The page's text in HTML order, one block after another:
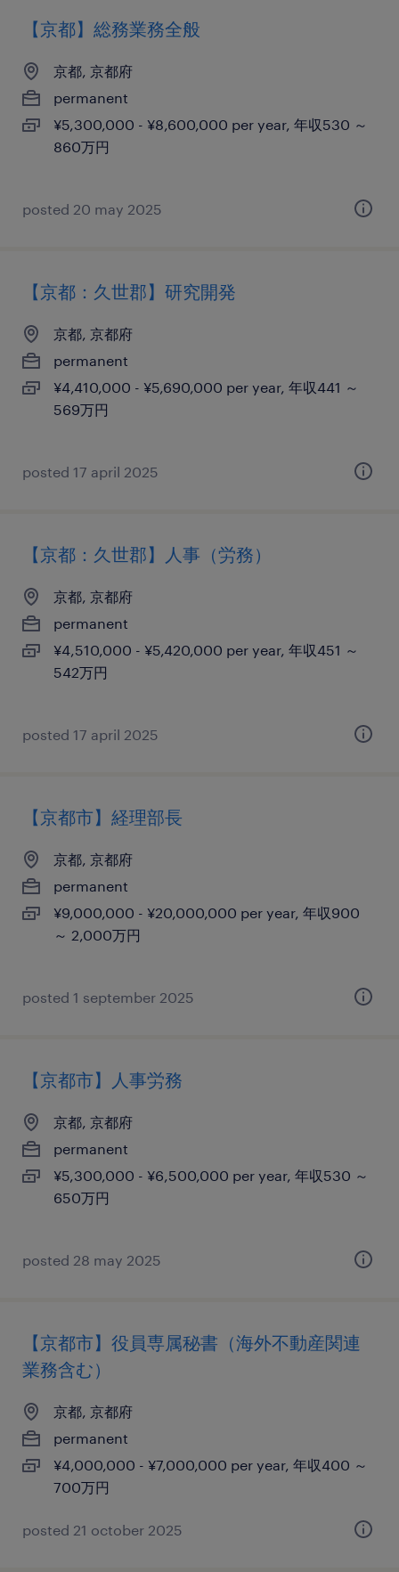
【京都】総務業務全般
京都, 京都府
permanent
¥5,300,000 - ¥8,600,000 per year, 年収530 ～
860万円
posted 20 may 2025
【京都：久世郡】研究開発
京都, 京都府
permanent
¥4,410,000 - ¥5,690,000 per year, 年収441 ～
569万円
posted 17 april 2025
【京都：久世郡】人事（労務）
京都, 京都府
permanent
¥4,510,000 - ¥5,420,000 per year, 年収451 ～
542万円
posted 17 april 2025
【京都市】経理部長
京都, 京都府
permanent
¥9,000,000 - ¥20,000,000 per year, 年収900
～ 2,000万円
posted 1 september 2025
【京都市】人事労務
京都, 京都府
permanent
¥5,300,000 - ¥6,500,000 per year, 年収530 ～
650万円
posted 28 may 2025
【京都市】役員専属秘書（海外不動産関連
業務含む）
京都, 京都府
permanent
¥4,000,000 - ¥7,000,000 per year, 年収400 ～
700万円
posted 21 october 2025